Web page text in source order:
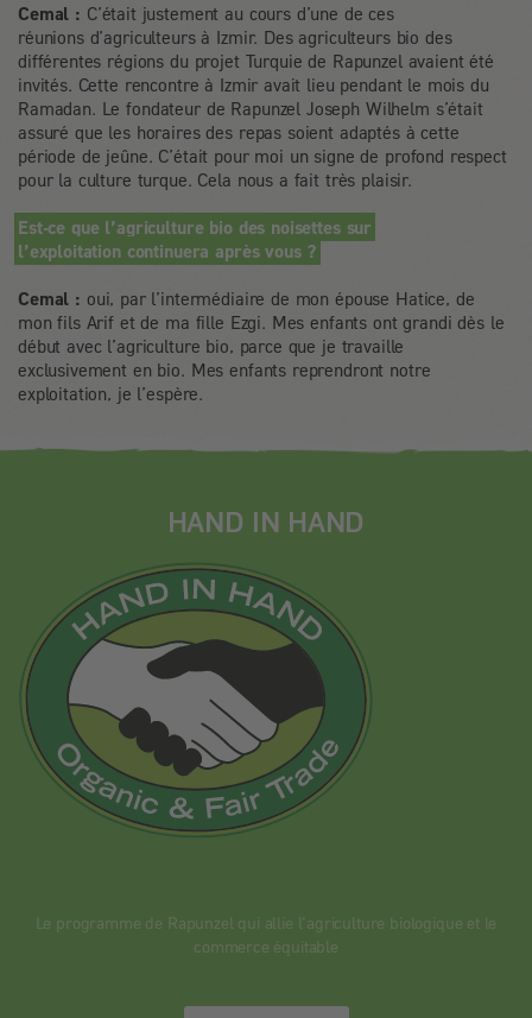
Cemal : C’était justement au cours d’une de ces
réunions d’agriculteurs à Izmir. Des agriculteurs bio des
différentes régions du projet Turquie de Rapunzel avaient été
invités. Cette rencontre à Izmir avait lieu pendant le mois du
Ramadan. Le fondateur de Rapunzel Joseph Wilhelm s’était
assuré que les horaires des repas soient adaptés à cette
période de jeûne. C’était pour moi un signe de profond respect
pour la culture turque. Cela nous a fait très plaisir.
Est-ce que l’agriculture bio des noisettes sur
l’exploitation continuera après vous ?
Cemal : oui, par l’intermédiaire de mon épouse Hatice, de
mon fils Arif et de ma fille Ezgi. Mes enfants ont grandi dès le
début avec l’agriculture bio, parce que je travaille
exclusivement en bio. Mes enfants reprendront notre
exploitation, je l’espère.
HAND IN HAND
Le programme de Rapunzel qui allie l’agriculture biologique et le
commerce équitable